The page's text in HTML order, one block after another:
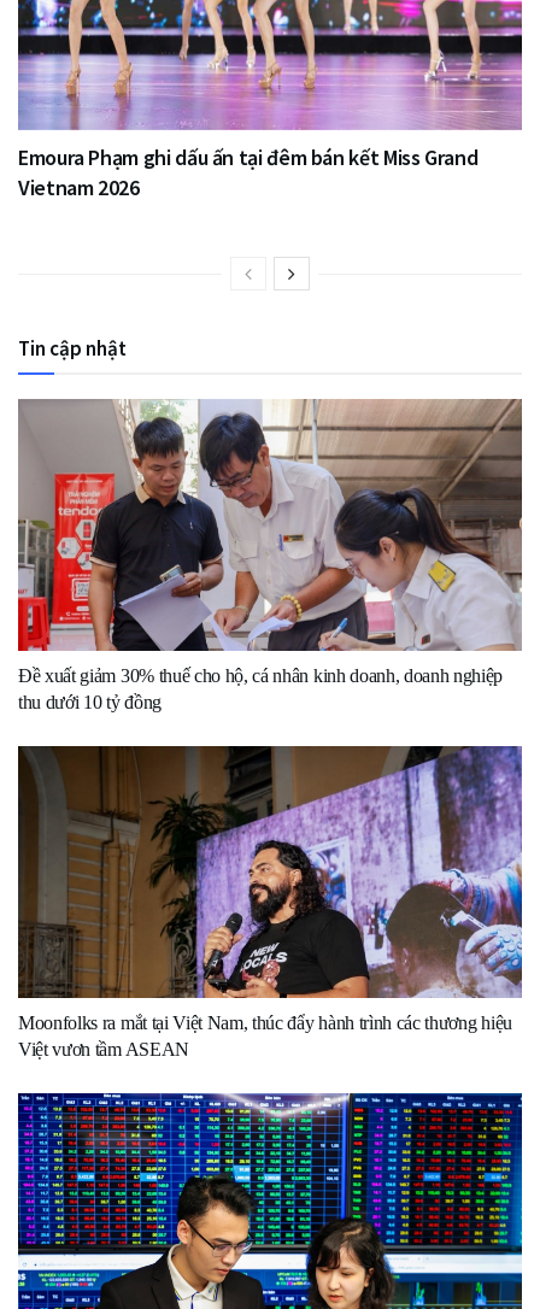
Emoura Phạm ghi dấu ấn tại đêm bán kết Miss Grand
Vietnam 2026
Tin cập nhật
Đề xuất giảm 30% thuế cho hộ, cá nhân kinh doanh, doanh nghiệp
thu dưới 10 tỷ đồng
Moonfolks ra mắt tại Việt Nam, thúc đẩy hành trình các thương hiệu
Việt vươn tầm ASEAN